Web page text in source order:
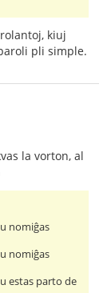
kiuj
pli simple.
la vorton, al
nomiĝas
nomiĝas
estas parto de